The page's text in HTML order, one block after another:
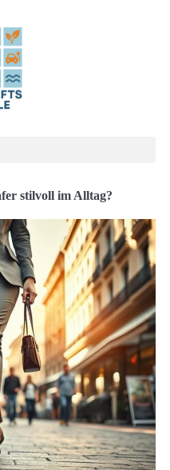
stilvoll im Alltag?